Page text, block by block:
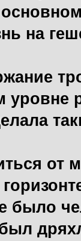
на
уровне
от
было